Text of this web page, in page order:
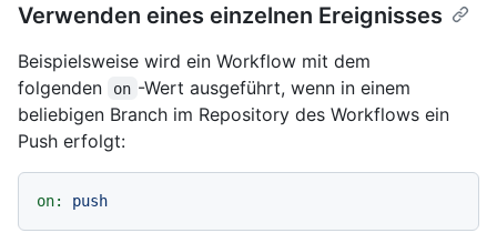
Verwenden eines einzelnen Ereignisses
Beispielsweise wird ein Workflow mit dem
folgenden
on -Wert ausgeführt, wenn in einem
beliebigen Branch im Repository des Workflows ein
Push erfolgt:
on: push